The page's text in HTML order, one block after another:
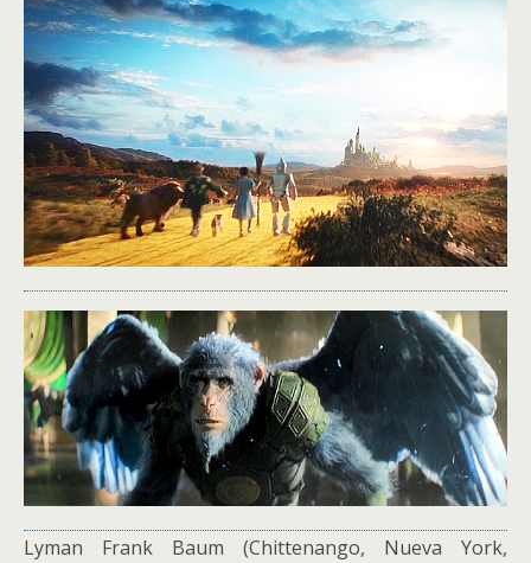
Lyman Frank Baum (Chittenango, Nueva York,